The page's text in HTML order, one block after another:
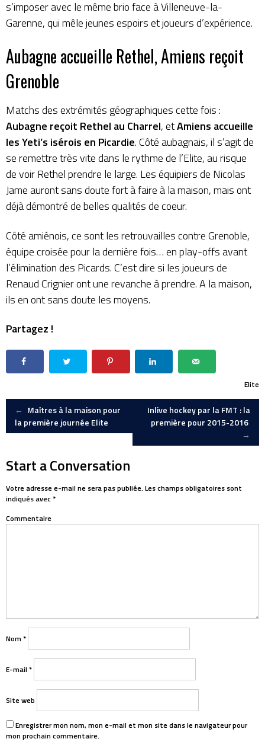
s’imposer avec le même brio face à Villeneuve-la-
Garenne, qui mêle jeunes espoirs et joueurs d’expérience.
Aubagne accueille Rethel, Amiens reçoit
Grenoble
Matchs des extrémités géographiques cette fois :
Aubagne reçoit Rethel au Charrel, etAmiens accueille
les Yeti’s isérois en Picardie. Côté aubagnais, il s’agit de
se remettre très vite dans le rythme de l’Elite, au risque
de voir Rethel prendre le large. Les équipiers de Nicolas
Jame auront sans doute fort à faire à la maison, mais ont
déjà démontré de belles qualités de coeur.
Côté amiénois, ce sont les retrouvailles contre Grenoble,
équipe croisée pour la dernière fois… en play-offs avant
l’élimination des Picards. C’est dire si les joueurs de
Renaud Crignier ont une revanche à prendre. A la maison,
ils en ont sans doute les moyens.
Partagez !
Elite
Post
← Maîtres à la maison pour
la première journée Elite
Inlive hockey par la FMT : la
première pour 2015-2016
→
Start a Conversation
Votre adresse e-mail ne sera pas publiée. Les champs obligatoires sont
indiqués avec*
Commentaire
Nom *
E-mail *
Site web
Enregistrer mon nom, mon e-mail et mon site dans le navigateur pour
mon prochain commentaire.